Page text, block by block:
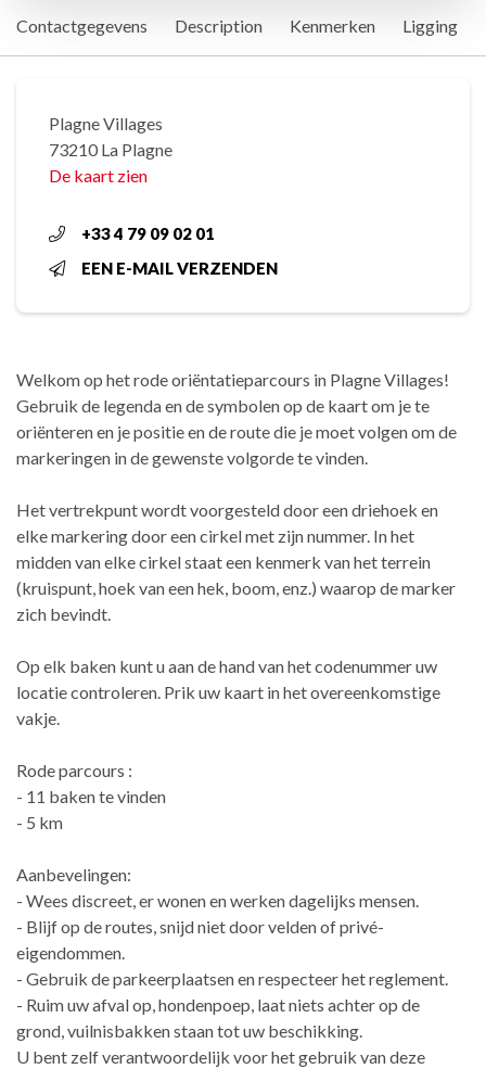
Contactgegevens Description Kenmerken Ligging
Plagne Villages
73210 La Plagne
De kaart zien
+33 4 79 09 02 01
EEN E-MAIL VERZENDEN
Welkom op het rode oriëntatieparcours in Plagne Villages!
Gebruik de legenda en de symbolen op de kaart om je te
oriënteren en je positie en de route die je moet volgen om de
markeringen in de gewenste volgorde te vinden.
Het vertrekpunt wordt voorgesteld door een driehoek en
elke markering door een cirkel met zijn nummer. In het
midden van elke cirkel staat een kenmerk van het terrein
(kruispunt, hoek van een hek, boom, enz.) waarop de marker
zich bevindt.
Op elk baken kunt u aan de hand van het codenummer uw
locatie controleren. Prik uw kaart in het overeenkomstige
vakje.
Rode parcours :
- 11 baken te vinden
- 5 km
Aanbevelingen:
- Wees discreet, er wonen en werken dagelijks mensen.
- Blijf op de routes, snijd niet door velden of privé-
eigendommen.
- Gebruik de parkeerplaatsen en respecteer het reglement.
- Ruim uw afval op, hondenpoep, laat niets achter op de
grond, vuilnisbakken staan tot uw beschikking.
U bent zelf verantwoordelijk voor het gebruik van deze